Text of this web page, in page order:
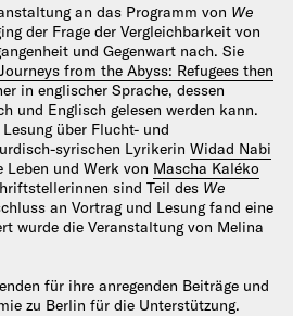
an das Programm von We
der Frage der Vergleichbarkeit von
und Gegenwart nach. Sie
Journeys from the Abyss: Refugees then
in englischer Sprache, dessen
und Englisch gelesen werden kann.
über Flucht- und
syrischen Lyrikerin Widad Nabi
Leben und Werk von Mascha Kaléko
sind Teil des We
an Vortrag und Lesung fand eine
wurde die Veranstaltung von Melina
für ihre anregenden Beiträge und
zu Berlin für die Unterstützung.